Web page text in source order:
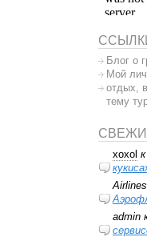
Блог о
Мой
отдых,
тему
xoxol
Airlines
admin